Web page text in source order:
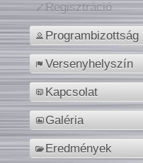
Regisztráció
Programbizottság
Versenyhelyszín
Kapcsolat
Galéria
Eredmények